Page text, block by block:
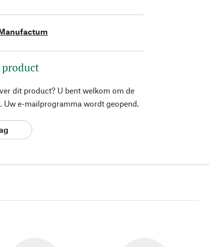
product
dit product? U bent welkom om de
Uw e-mailprogramma wordt geopend.